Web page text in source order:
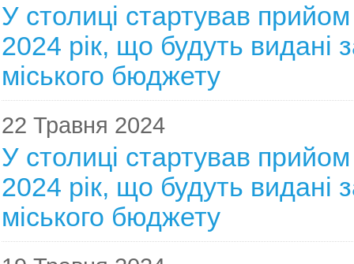
У столиці стартував
2024 рік, що будуть видані
міського бюджету
22 Травня 2024
У столиці стартував
2024 рік, що будуть видані
міського бюджету